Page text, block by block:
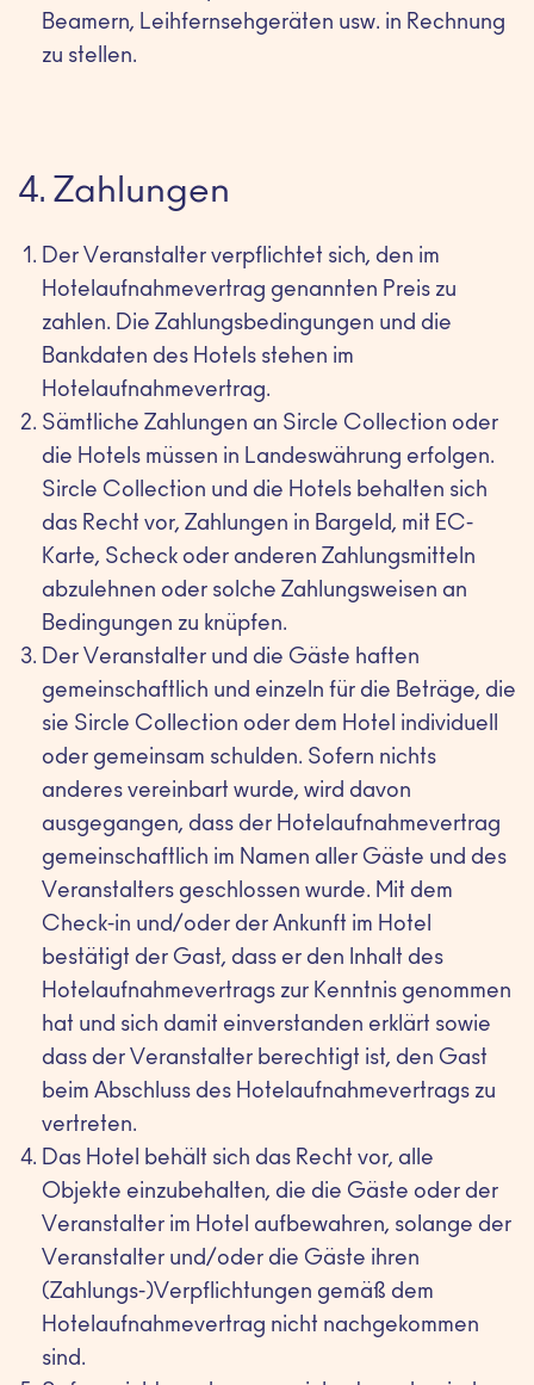
Beamern, Leihfernsehgeräten usw. in Rechnung
zu stellen.
4. Zahlungen
Der Veranstalter verpflichtet sich, den im
Hotelaufnahmevertrag genannten Preis zu
zahlen. Die Zahlungsbedingungen und die
Bankdaten des Hotels stehen im
Hotelaufnahmevertrag.
Sämtliche Zahlungen an Sircle Collection oder
die Hotels müssen in Landeswährung erfolgen.
Sircle Collection und die Hotels behalten sich
das Recht vor, Zahlungen in Bargeld, mit EC-
Karte, Scheck oder anderen Zahlungsmitteln
abzulehnen oder solche Zahlungsweisen an
Bedingungen zu knüpfen.
Der Veranstalter und die Gäste haften
gemeinschaftlich und einzeln für die Beträge, die
sie Sircle Collection oder dem Hotel individuell
oder gemeinsam schulden. Sofern nichts
anderes vereinbart wurde, wird davon
ausgegangen, dass der Hotelaufnahmevertrag
gemeinschaftlich im Namen aller Gäste und des
Veranstalters geschlossen wurde. Mit dem
Check-in und/oder der Ankunft im Hotel
bestätigt der Gast, dass er den Inhalt des
Hotelaufnahmevertrags zur Kenntnis genommen
hat und sich damit einverstanden erklärt sowie
dass der Veranstalter berechtigt ist, den Gast
beim Abschluss des Hotelaufnahmevertrags zu
vertreten.
Das Hotel behält sich das Recht vor, alle
Objekte einzubehalten, die die Gäste oder der
Veranstalter im Hotel aufbewahren, solange der
Veranstalter und/oder die Gäste ihren
(Zahlungs-)Verpflichtungen gemäß dem
Hotelaufnahmevertrag nicht nachgekommen
sind.